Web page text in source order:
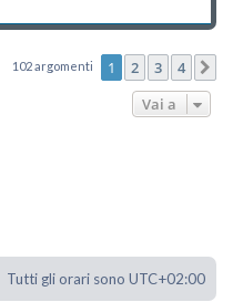
102 argomenti 1 2 3 4
Vai a
Tutti gli orari sono UTC+02:00